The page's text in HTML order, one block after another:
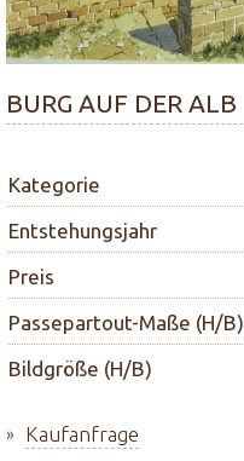
BURG AUF DER ALB
Kategorie
Entstehungsjahr
Preis
Passepartout-Maße (H/B)
Bildgröße (H/B)
Kaufanfrage